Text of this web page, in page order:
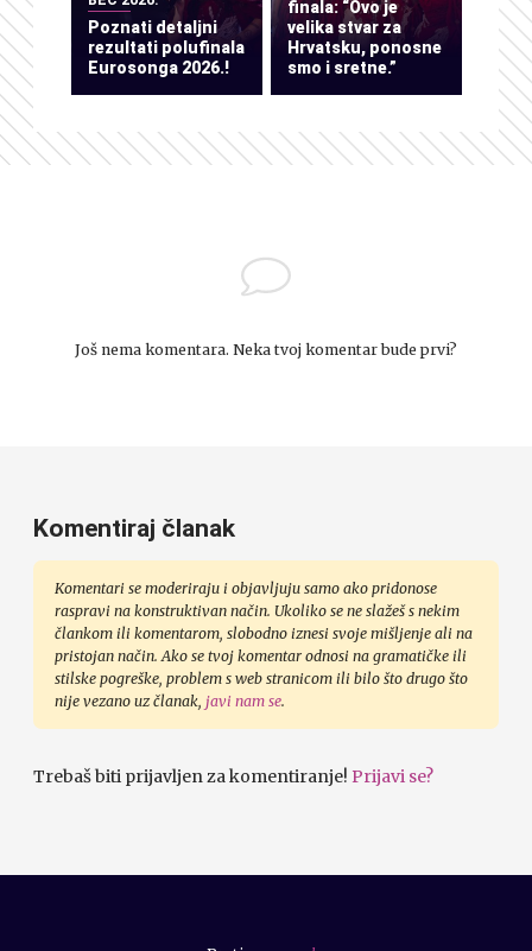
Poznati detaljni
rezultati polufinala
Eurosonga 2026.!
finala: “Ovo je
velika stvar za
Hrvatsku, ponosne
smo i sretne.”
Još nema komentara. Neka tvoj komentar bude prvi?
Komentiraj članak
Komentari se moderiraju i objavljuju samo ako pridonose
raspravi na konstruktivan način. Ukoliko se ne slažeš s nekim
člankom ili komentarom, slobodno iznesi svoje mišljenje ali na
pristojan način. Ako se tvoj komentar odnosi na gramatičke ili
stilske pogreške, problem s web stranicom ili bilo što drugo što
nije vezano uz članak, javi nam se.
Trebaš biti prijavljen za komentiranje! Prijavi se?